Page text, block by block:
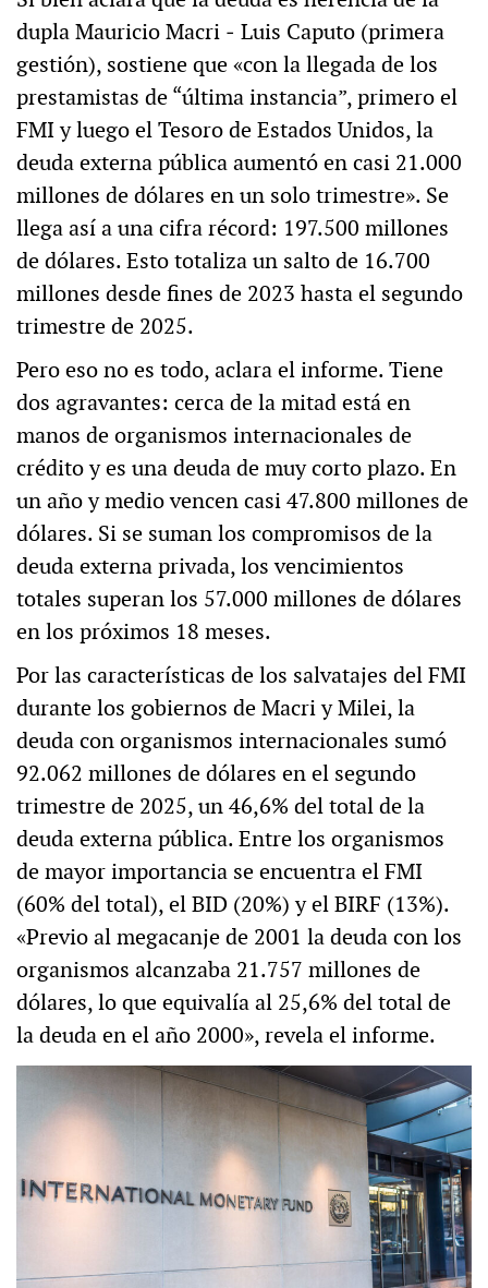
dupla Mauricio Macri ‒ Luis Caputo (primera
gestión), sostiene que «con la llegada de los
prestamistas de “última instancia”, primero el
FMI y luego el Tesoro de Estados Unidos, la
deuda externa pública aumentó en casi 21.000
millones de dólares en un solo trimestre». Se
llega así a una cifra récord: 197.500 millones
de dólares. Esto totaliza un salto de 16.700
millones desde fines de 2023 hasta el segundo
trimestre de 2025.
Pero eso no es todo, aclara el informe. Tiene
dos agravantes: cerca de la mitad está en
manos de organismos internacionales de
crédito y es una deuda de muy corto plazo. En
un año y medio vencen casi 47.800 millones de
dólares. Si se suman los compromisos de la
deuda externa privada, los vencimientos
totales superan los 57.000 millones de dólares
en los próximos 18 meses.
Por las características de los salvatajes del FMI
durante los gobiernos de Macri y Milei, la
deuda con organismos internacionales sumó
92.062 millones de dólares en el segundo
trimestre de 2025, un 46,6% del total de la
deuda externa pública. Entre los organismos
de mayor importancia se encuentra el FMI
(60% del total), el BID (20%) y el BIRF (13%).
«Previo al megacanje de 2001 la deuda con los
organismos alcanzaba 21.757 millones de
dólares, lo que equivalía al 25,6% del total de
la deuda en el año 2000», revela el informe.